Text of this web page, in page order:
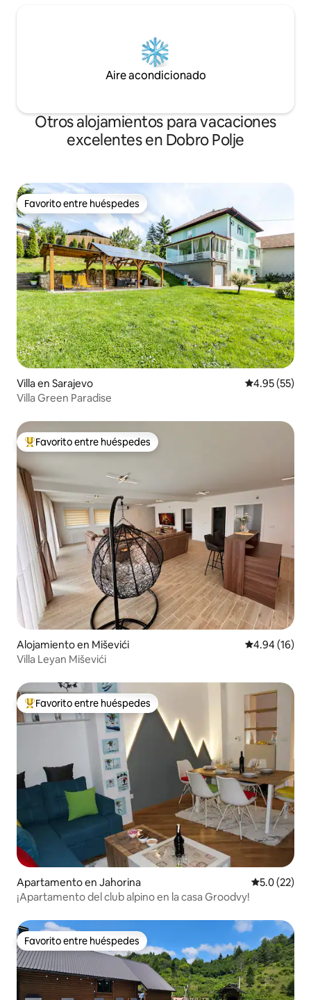
Aire acondicionado
Otros alojamientos para vacaciones
excelentes en Dobro Polje
Favorito entre huéspedes
Favorito entre huéspedes
Villa en Sarajevo Calificación
4.95 (55)
Villa Green Paradise
Favorito entre huéspedes preferido
Favorito entre huéspedes
Alojamiento en Miševići Calificación
4.94 (16)
Villa Leyan Miševići
Favorito entre huéspedes preferido
Favorito entre huéspedes
Apartamento en Jahorina Calificación
5.0 (22)
¡Apartamento del club alpino en la casa Groodvy!
Favorito entre huéspedes
Favorito entre huéspedes